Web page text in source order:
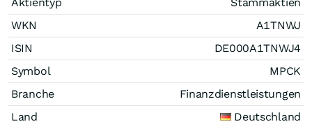
WKN
A1TNWJ
ISIN
DE000A1TNWJ4
Symbol
MPCK
Branche
Finanzdienstleistungen
Land
Deutschland